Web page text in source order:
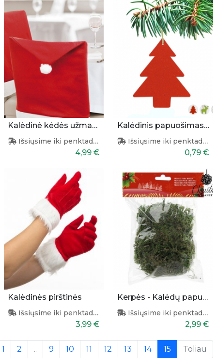
Kalėdinė kėdės užmautė 50x62cm
Išsiųsime iki penktadienio
4,99 €
Kalėdinis papuošimas eglutei
Išsiųsime iki penktadienio
0,79 €
Kalėdinės pirštinės
Išsiųsime iki penktadienio
3,99 €
Kerpės - Kalėdų papuošimas 30g
Išsiųsime iki penktadienio
2,99 €
1 2 .. 9 10 11 12 13 14 15 (current)
Toliau